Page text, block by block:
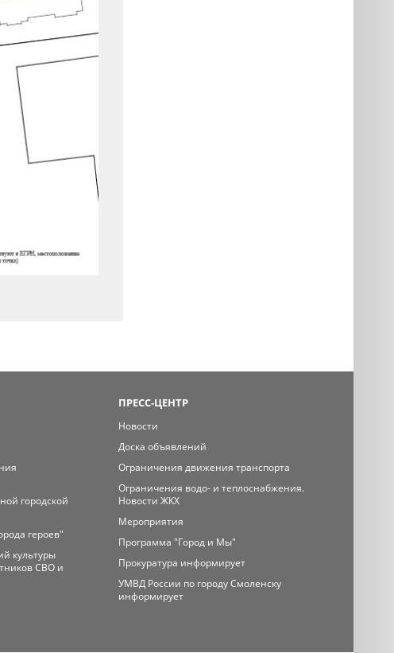
городской
героев"
культуры
СВО и
ПРЕСС-ЦЕНТР
Новости
Доска объявлений
Ограничения движения транспорта
Ограничения водо- и теплоснабжения.
Новости ЖКХ
Мероприятия
Программа "Город и Мы"
Прокуратура информирует
УМВД России по городу Смоленску
информирует